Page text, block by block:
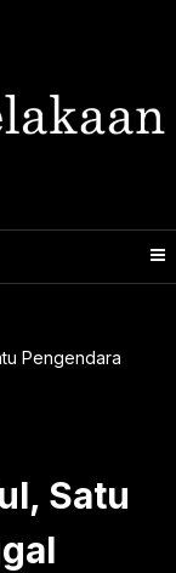
Pengendara
Satu